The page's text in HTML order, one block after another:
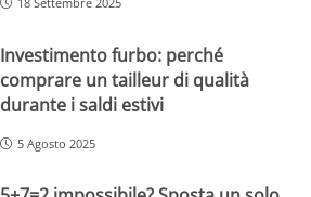
Investimento furbo: perché
comprare un tailleur di qualità
durante i saldi estivi
5 Agosto 2025